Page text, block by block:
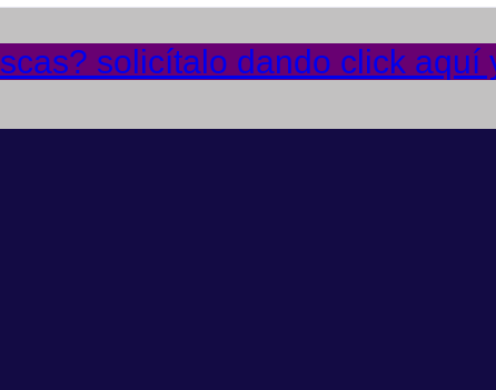
solicítalo dando click aquí